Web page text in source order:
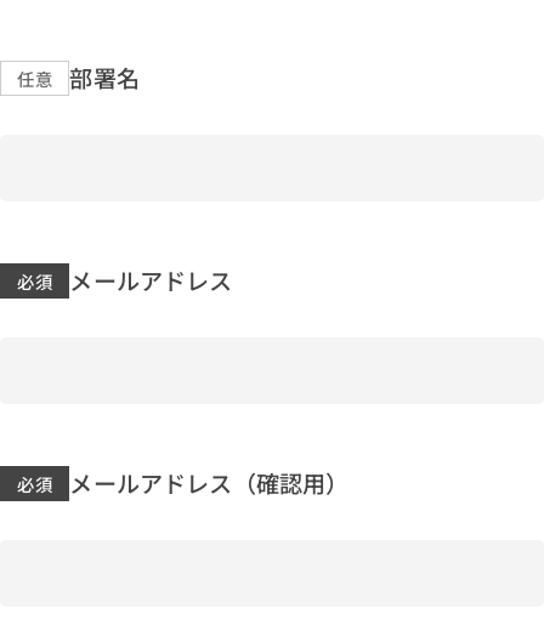
部署名
メールアドレス
メールアドレス（確認用）